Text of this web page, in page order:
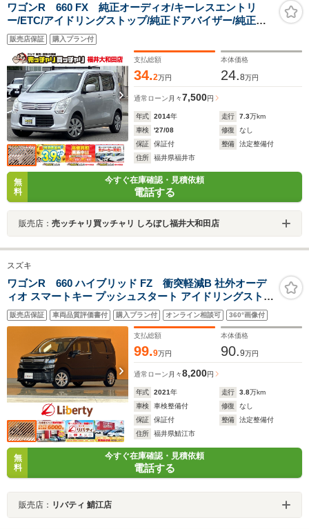
ワゴンR 660 FX 純正オーディオ/キーレスエントリ
ー/ETC/アイドリングストップ/純正ドアバイザー/純正マ
ット
販売店保証 購入プラン付
支払総額
34.2万円
本体価格
24.8万円
通常ローン 月々7,500円
年式 2014年 走行 7.3万km
車検
'27/08 修復
なし
保証
保証付 整備
法定整備付
住所
福井県福井市
無
料
今すぐ在庫確認・見積依頼
電話する
販売店： 売ッチャリ買ッチャリ しろぼし福井大和田店
スズキ
ワゴンR 660 ハイブリッド FZ 衝突軽減B 社外オーデ
ィオ スマートキー プッシュスタート アイドリングストッ
プ 運転席シートヒーター 革巻きステアリング 障害物セン
サー 電動格納ミラー オートエアコン 純正アルミホイール
販売店保証 車両品質評価書付 購入プラン付 オンライン相談可 360°画像付
支払総額
99.9万円
本体価格
90.9万円
通常ローン 月々8,200円
年式 2021年 走行 3.8万km
車検
車検整備付 修復
なし
保証
保証付 整備
法定整備付
住所
福井県鯖江市
無
料
今すぐ在庫確認・見積依頼
電話する
販売店： リバティ 鯖江店